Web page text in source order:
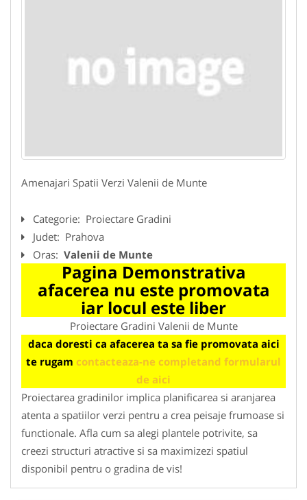
Amenajari Spatii Verzi Valenii de Munte
Categorie: Proiectare Gradini
Judet: Prahova
Oras: Valenii de Munte
Pagina Demonstrativa
afacerea nu este promovata
iar locul este liber
Proiectare Gradini Valenii de Munte
daca doresti ca afacerea ta sa fie promovata aici
te rugam contacteaza-ne completand formularul
de aici
Proiectarea gradinilor implica planificarea si aranjarea
atenta a spatiilor verzi pentru a crea peisaje frumoase si
functionale. Afla cum sa alegi plantele potrivite, sa
creezi structuri atractive si sa maximizezi spatiul
disponibil pentru o gradina de vis!